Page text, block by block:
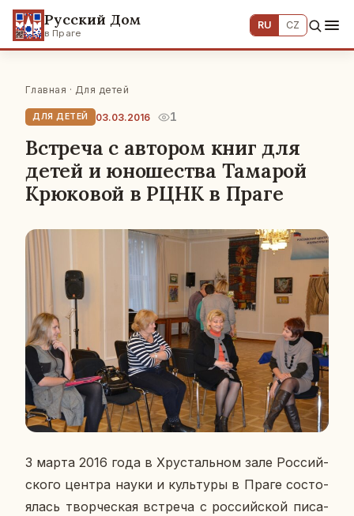
Русский Дом
в Праге
RU CZ
Главная · Для детей
ДЛЯ ДЕТЕЙ 03.03.2016 1
Встреча с автором книг для
детей и юношества Тамарой
Крюковой в РЦНК в Праге
3 марта 2016 года в Хру­сталь­ном зале Рос­сий­
ско­го центра науки и куль­ту­ры в Праге со­сто­
я­лась твор­че­ская встре­ча с рос­сий­ской пи­са­